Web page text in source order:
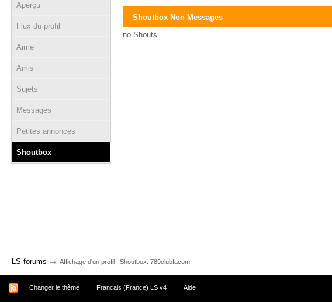
Aperçu
Flux du profil
Aime
Amis
Sujets
Messages
Petites annonces
Shoutbox
Shoutbox Non Messages
no Shouts
LS forums → Affichage d'un profil : Shoutbox: 789clubfacom
Changer le thème Français (France) LS v4 Aide